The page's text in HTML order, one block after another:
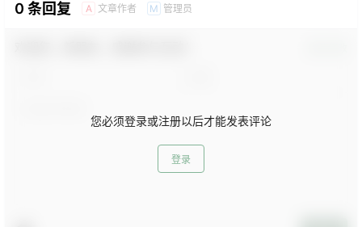
0 条回复 A 文章作者 M 管理员
您必须登录或注册以后才能发表评论
登录